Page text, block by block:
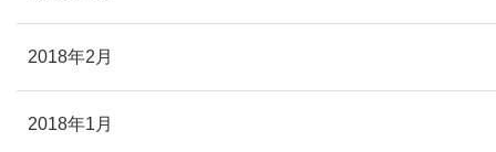
2018年2月
2018年1月